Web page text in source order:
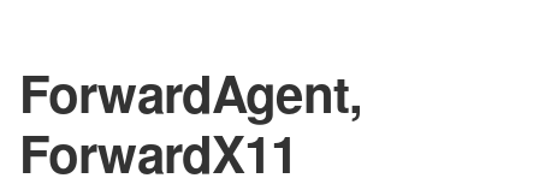
ForwardAgent,
ForwardX11